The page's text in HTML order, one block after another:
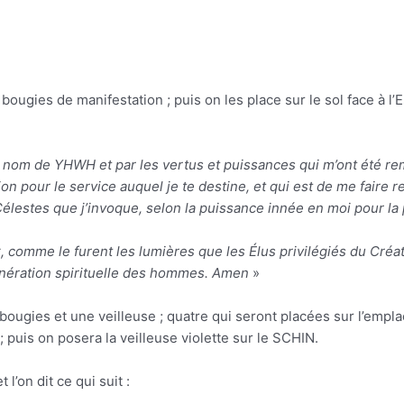
de manifestation ; puis on les place sur le sol face à
de YHWH et par les vertus et puissances qui m’ont été
pour le service auquel je te destine, et qui est de me faire
que j’invoque, selon la puissance innée en moi pour
comme le furent les lumières que les Élus privilégiés du
spirituelle des hommes. Amen »
et une veilleuse ; quatre qui seront placées sur
; puis on posera la veilleuse violette sur le SCHIN.
l’on dit ce qui suit :